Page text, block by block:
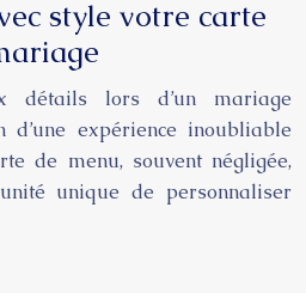
style votre carte
détails lors d’un mariage
expérience inoubliable
de menu, souvent négligée,
unique de personnaliser